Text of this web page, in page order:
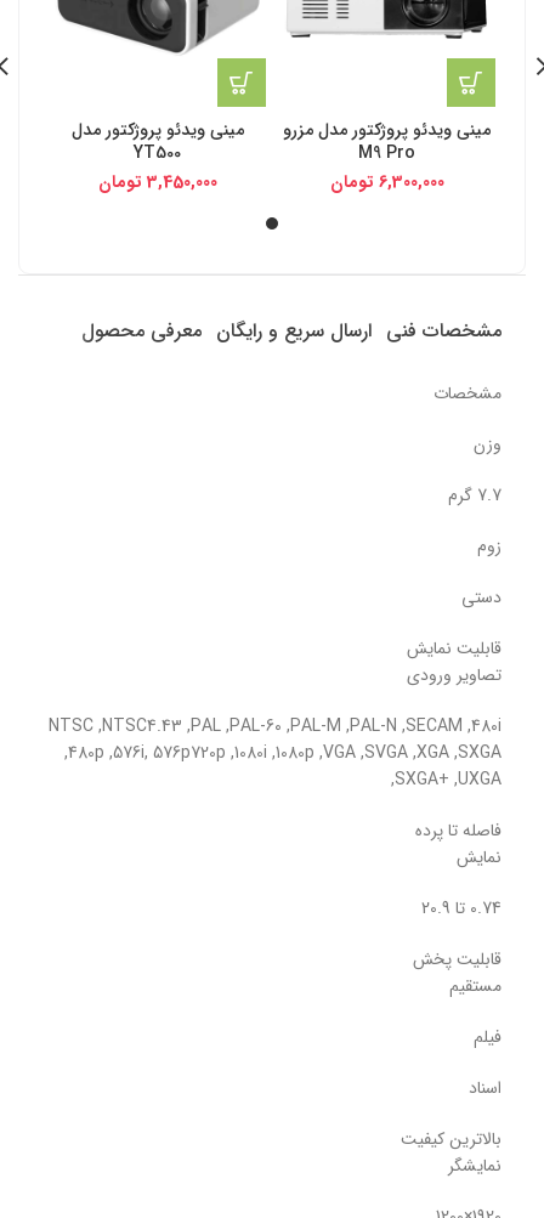
مینی ویدئو پروژکتور مدل مزرو
M9 Pro
6,300,000 تومان
مینی ویدئو پروژکتور مدل
YT500
3,450,000 تومان
مشخصات فنی ارسال سریع و رایگان معرفی محصول
مشخصات
وزن
7.7 گرم
زوم
دستی
قابلیت نمایش
تصاویر ورودی
NTSC ,NTSC4.43 ,PAL ,PAL-60 ,PAL-M ,PAL-N ,SECAM ,480i
,480p ,576i, 576p720p ,1080i ,1080p ,VGA ,SVGA ,XGA ,SXGA
,SXGA+ ,UXGA
فاصله تا پرده
نمایش
0.74 تا 20.9
قابلیت پخش
مستقیم
فیلم
اسناد
بالاترین کیفیت
نمایشگر